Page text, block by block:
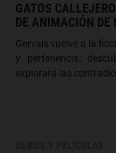
GATOS
DE ANIMACIÓN DE
Gervais vuelve a la
y pertenencia:
explorará las